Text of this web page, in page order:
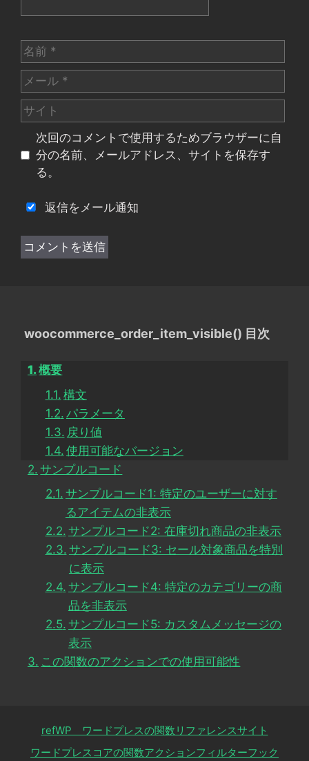
名
前
メ
ー
ル
サ
イ
次回のコメントで使用するためブラウザーに自
分の名前、メールアドレス、サイトを保存す
る。
返信をメール通知
woocommerce_order_item_visible() 目次
概要
構文
パラメータ
戻り値
使用可能なバージョン
サンプルコード
サンプルコード1: 特定のユーザーに対す
るアイテムの非表示
サンプルコード2: 在庫切れ商品の非表示
サンプルコード3: セール対象商品を特別
に表示
サンプルコード4: 特定のカテゴリーの商
品を非表示
サンプルコード5: カスタムメッセージの
表示
この関数のアクションでの使用可能性
refWP ワードプレスの関数リファレンスサイト
ワードプレスコアの関数アクションフィルターフック